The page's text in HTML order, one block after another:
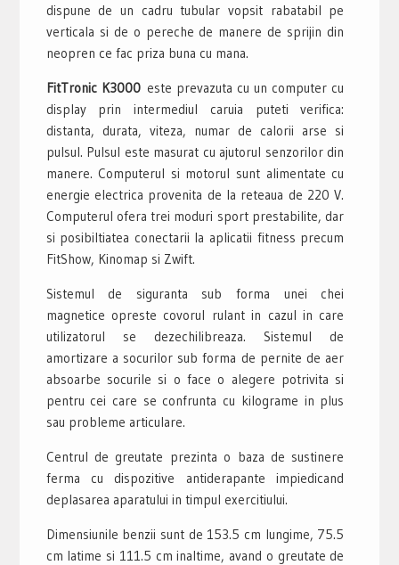
dispune de un cadru tubular vopsit rabatabil pe
verticala si de o pereche de manere de sprijin din
neopren ce fac priza buna cu mana.
FitTronic K3000 este prevazuta cu un computer cu
display prin intermediul caruia puteti verifica:
distanta, durata, viteza, numar de calorii arse si
pulsul. Pulsul este masurat cu ajutorul senzorilor din
manere. Computerul si motorul sunt alimentate cu
energie electrica provenita de la reteaua de 220 V.
Computerul ofera trei moduri sport prestabilite, dar
si posibiltiatea conectarii la aplicatii fitness precum
FitShow, Kinomap si Zwift.
Sistemul de siguranta sub forma unei chei
magnetice opreste covorul rulant in cazul in care
utilizatorul se dezechilibreaza. Sistemul de
amortizare a socurilor sub forma de pernite de aer
absoarbe socurile si o face o alegere potrivita si
pentru cei care se confrunta cu kilograme in plus
sau probleme articulare.
Centrul de greutate prezinta o baza de sustinere
ferma cu dispozitive antiderapante impiedicand
deplasarea aparatului in timpul exercitiului.
Dimensiunile benzii sunt de 153.5 cm lungime, 75.5
cm latime si 111.5 cm inaltime, avand o greutate de